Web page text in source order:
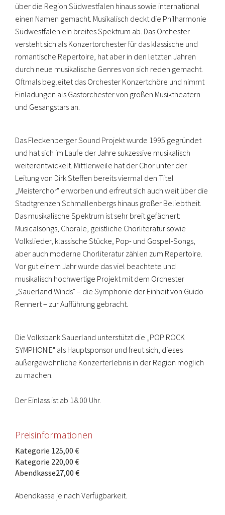
über die Region Südwestfalen hinaus sowie international
einen Namen gemacht. Musikalisch deckt die Philharmonie
Südwestfalen ein breites Spektrum ab. Das Orchester
versteht sich als Konzertorchester für das klassische und
romantische Repertoire, hat aber in den letzten Jahren
durch neue musikalische Genres von sich reden gemacht.
Oftmals begleitet das Orchester Konzertchöre und nimmt
Einladungen als Gastorchester von großen Musiktheatern
und Gesangstars an.
Das Fleckenberger Sound Projekt wurde 1995 gegründet
und hat sich im Laufe der Jahre sukzessive musikalisch
weiterentwickelt. Mittlerweile hat der Chor unter der
Leitung von Dirk Steffen bereits viermal den Titel
„Meisterchor" erworben und erfreut sich auch weit über die
Stadtgrenzen Schmallenbergs hinaus großer Beliebtheit.
Das musikalische Spektrum ist sehr breit gefächert:
Musicalsongs, Choräle, geistliche Chorliteratur sowie
Volkslieder, klassische Stücke, Pop- und Gospel-Songs,
aber auch moderne Chorliteratur zählen zum Repertoire.
Vor gut einem Jahr wurde das viel beachtete und
musikalisch hochwertige Projekt mit dem Orchester
„Sauerland Winds" – die Symphonie der Einheit von Guido
Rennert – zur Aufführung gebracht.
Die Volksbank Sauerland unterstützt die „POP ROCK
SYMPHONIE" als Hauptsponsor und freut sich, dieses
außergewöhnliche Konzerterlebnis in der Region möglich
zu machen.
Der Einlass ist ab 18.00 Uhr.
Preisinformationen
Kategorie 125,00 €
Kategorie 220,00 €
Abendkasse27,00 €
Abendkasse je nach Verfügbarkeit.